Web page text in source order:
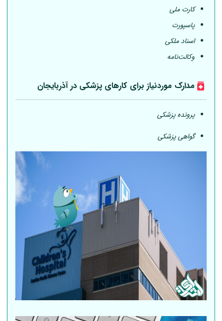
کارت ملی
پاسپورت
اسناد ملکی
وکالت‌نامه
مدارک موردنیاز برای کارهای پزشکی در آذربایجان
پرونده پزشکی
گواهی پزشکی